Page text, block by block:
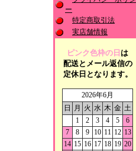
ー
特定商取引法
実店舗情報
ピンク色枠の日 は
配送とメール返信の
定休日となります。
2026年6月
日
月 火 水 木 金 土
1
2 3 4 5
6
7
8 9 10 11 12 13
14 15 16 17 18 19 20